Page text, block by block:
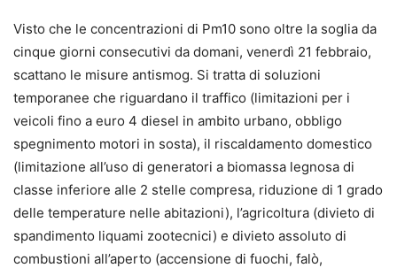
Visto che le concentrazioni di Pm10 sono oltre la soglia da
cinque giorni consecutivi da domani, venerdì 21 febbraio,
scattano le misure antismog. Si tratta di soluzioni
temporanee che riguardano il traffico (limitazioni per i
veicoli fino a euro 4 diesel in ambito urbano, obbligo
spegnimento motori in sosta), il riscaldamento domestico
(limitazione all’uso di generatori a biomassa legnosa di
classe inferiore alle 2 stelle compresa, riduzione di 1 grado
delle temperature nelle abitazioni), l’agricoltura (divieto di
spandimento liquami zootecnici) e divieto assoluto di
combustioni all’aperto (accensione di fuochi, falò,